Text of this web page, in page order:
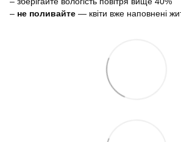
– не поливайте — квіти вже наповнені